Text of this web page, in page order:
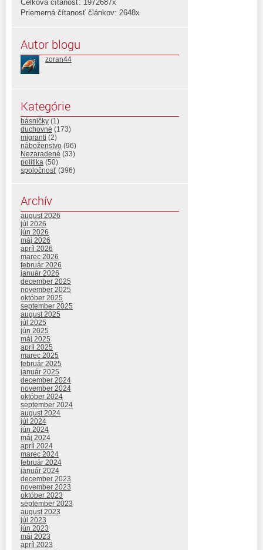
Celková čítanosť: 1972687x
Priemerná čítanosť článkov: 2648x
Autor blogu
zoran44
Kategórie
básničky (1)
duchovné (173)
migranti (2)
náboženstvo (96)
Nezaradené (33)
politika (50)
spoločnosť (396)
Archív
august 2026
júl 2026
jún 2026
máj 2026
apríl 2026
marec 2026
február 2026
január 2026
december 2025
november 2025
október 2025
september 2025
august 2025
júl 2025
jún 2025
máj 2025
apríl 2025
marec 2025
február 2025
január 2025
december 2024
november 2024
október 2024
september 2024
august 2024
júl 2024
jún 2024
máj 2024
apríl 2024
marec 2024
február 2024
január 2024
december 2023
november 2023
október 2023
september 2023
august 2023
júl 2023
jún 2023
máj 2023
apríl 2023